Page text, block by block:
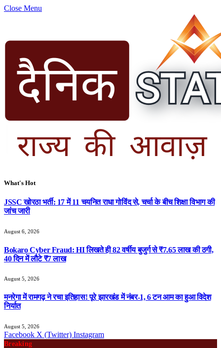
Close Menu
What's Hot
JSSC खोरठा भर्ती: 17 में 11 चयनित राधा गोविंद से, चर्चा के बीच शिक्षा विभाग की
जांच जारी
August 6, 2026
Bokaro Cyber Fraud: HI लिखते ही 82 वर्षीय बुजुर्ग से ₹7.65 लाख की ठगी,
40 दिन में लौटे ₹7 लाख
August 5, 2026
मनरेगा में रामगढ़ ने रचा इतिहास! पूरे झारखंड में नंबर-1, 6 टन आम का हुआ विदेश
निर्यात
August 5, 2026
Facebook X (Twitter) Instagram
Breaking